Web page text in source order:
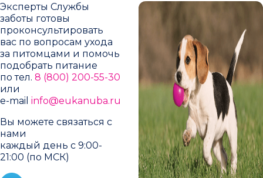
Эксперты Службы
заботы готовы
проконсультировать
вас по вопросам ухода
за питомцами и помочь
подобрать питание
по тел. 8 (800) 200-55-30
или
e-mail info@eukanuba.ru
Вы можете связаться с
нами
каждый день с 9:00-
21:00 (по МСК)